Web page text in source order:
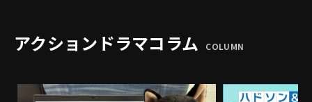
アクションドラマコラム COLUMN